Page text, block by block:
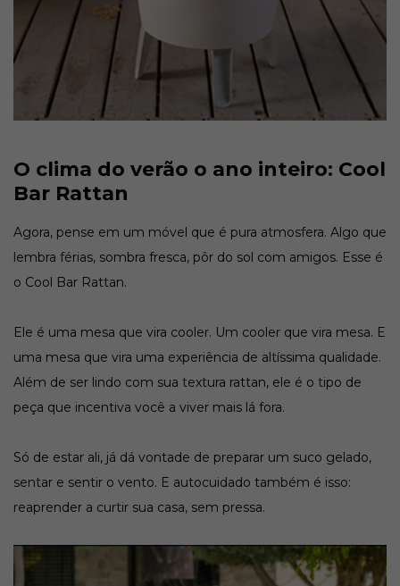
O clima do verão o ano inteiro: Cool
Bar Rattan
Agora, pense em um móvel que é pura atmosfera. Algo que
lembra férias, sombra fresca, pôr do sol com amigos. Esse é
o Cool Bar Rattan.
Ele é uma mesa que vira cooler. Um cooler que vira mesa. E
uma mesa que vira uma experiência de altíssima qualidade.
Além de ser lindo com sua textura rattan, ele é o tipo de
peça que incentiva você a viver mais lá fora.
Só de estar ali, já dá vontade de preparar um suco gelado,
sentar e sentir o vento. E autocuidado também é isso:
reaprender a curtir sua casa, sem pressa.